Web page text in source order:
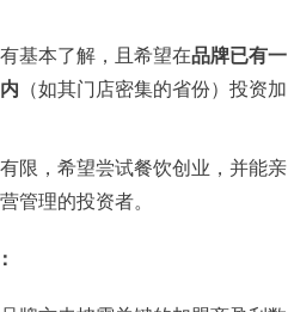
基本了解，且希望在品牌已有一
（如其门店密集的省份）投资加
限，希望尝试餐饮创业，并能亲
管理的投资者。